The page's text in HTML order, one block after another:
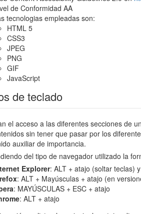
de Conformidad AA
tecnologias empleadas son:
HTML 5
CSS3
JPEG
PNG
GIF
JavaScript
de teclado
el acceso a las diferentes secciones de
sin tener que pasar por los
auxiliar de importancia.
del tipo de navegador utilizado la
Explorer: ALT + atajo (soltar teclas)
: ALT + Mayúsculas + atajo (en
: MAYÚSCULAS + ESC + atajo
: ALT + atajo